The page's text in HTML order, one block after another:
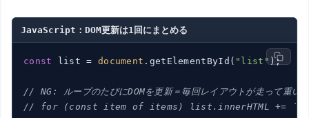
JavaScript：DOM更新は1回にまとめる
const list = document .getElementById( "list" );
// NG: ループのたびにDOMを更新＝毎回レイアウトが走って重い
// for (const item of items) list.innerHTML +=